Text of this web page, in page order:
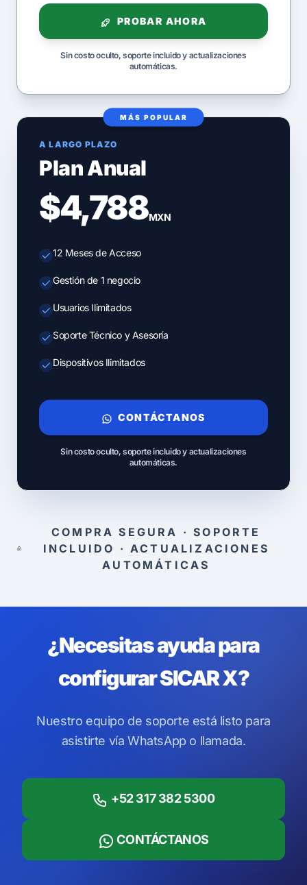
PROBAR AHORA
Sin costo oculto, soporte incluido y actualizaciones
automáticas.
MÁS POPULAR
A LARGO PLAZO
Plan Anual
$4,788MXN
12 Meses de Acceso
Gestión de 1 negocio
Usuarios Ilimitados
Soporte Técnico y Asesoría
Dispositivos Ilimitados
CONTÁCTANOS
Sin costo oculto, soporte incluido y actualizaciones
automáticas.
COMPRA SEGURA · SOPORTE
INCLUIDO · ACTUALIZACIONES
AUTOMÁTICAS
¿Necesitas ayuda para
configurar SICAR X?
Nuestro equipo de soporte está listo para
asistirte vía WhatsApp o llamada.
+52 317 382 5300
CONTÁCTANOS